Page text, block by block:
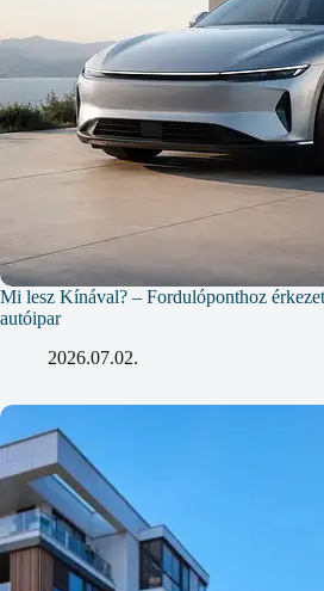
Mi lesz Kínával? – Fordulóponthoz
autóipar
2026.07.02.